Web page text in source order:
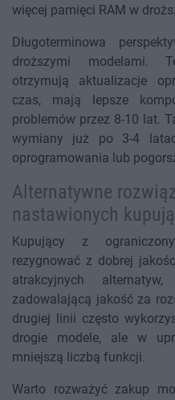
więcej pamięci RAM w
Długoterminowa
droższymi modelami.
otrzymują aktualizacje
czas, mają lepsze
problemów przez 8-10 lat.
wymiany już po 3-4
oprogramowania lub
Alternatywne
nastawionych
Kupujący z
rezygnować z dobrej
atrakcyjnych
zadowalającą jakość za
drugiej linii często
drogie modele, ale w
mniejszą liczbą funkcji.
Warto rozważyć zakup